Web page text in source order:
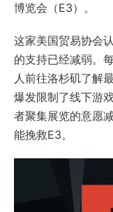
博览会（E3）。
这家美国贸易协会
的支持已经减弱。
人前往洛杉矶了解
爆发限制了线下游
者聚集展览的意愿
能挽救E3。